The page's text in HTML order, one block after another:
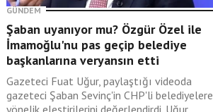
GÜNDEM
Şaban uyanıyor mu? Özgür Özel ile
İmamoğlu'nu pas geçip belediye
başkanlarına veryansın etti
Gazeteci Fuat Uğur, paylaştığı videoda
gazeteci Şaban Sevinç'in CHP'li belediyelere
yönelik eleştirilerini değerlendirdi. Uğur,